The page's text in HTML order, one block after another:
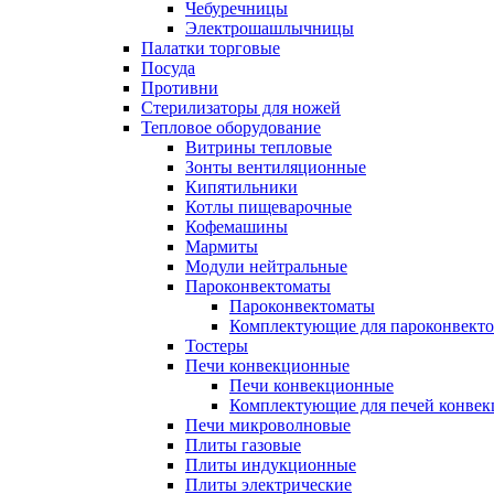
Чебуречницы
Электрошашлычницы
Палатки торговые
Посуда
Противни
Стерилизаторы для ножей
Тепловое оборудование
Витрины тепловые
Зонты вентиляционные
Кипятильники
Котлы пищеварочные
Кофемашины
Мармиты
Модули нейтральные
Пароконвектоматы
Пароконвектоматы
Комплектующие для
Тостеры
Печи конвекционные
Печи конвекционные
Комплектующие для печей
Печи микроволновые
Плиты газовые
Плиты индукционные
Плиты электрические